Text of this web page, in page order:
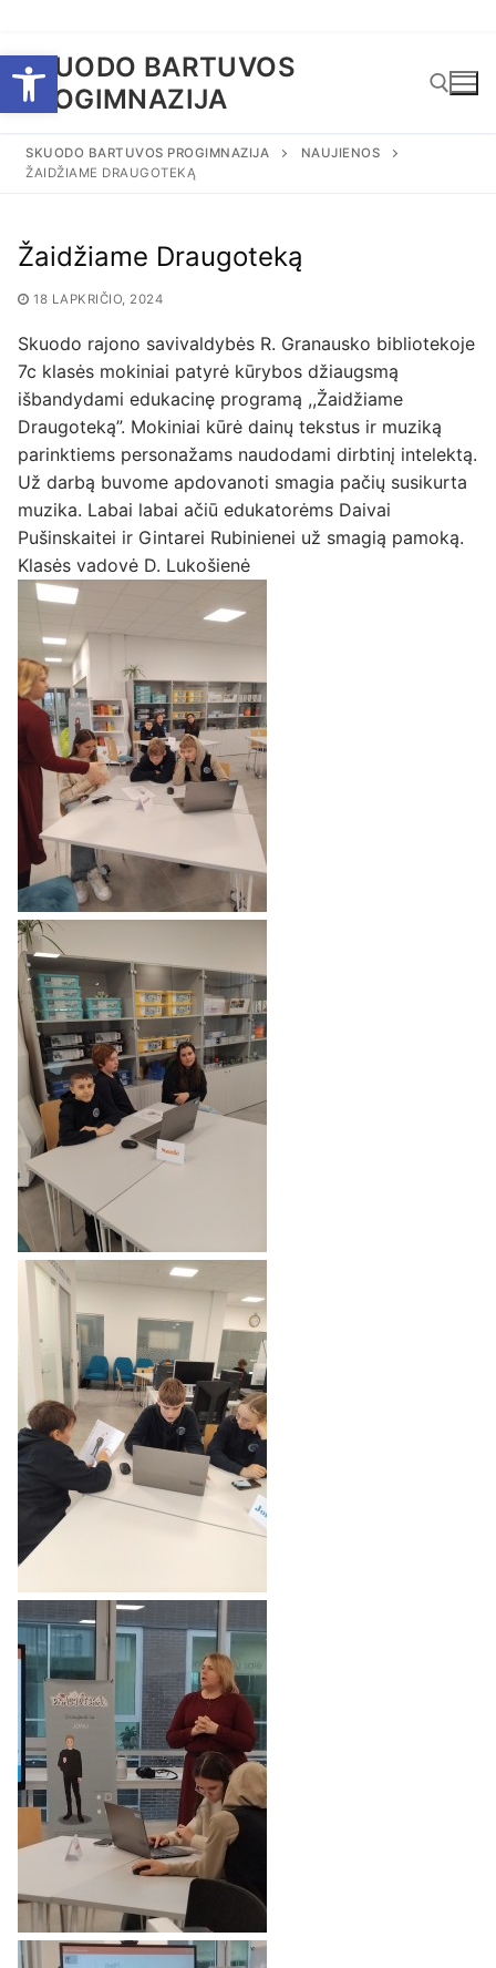
Open toolbar
prie
turinio
SKUODO BARTUVOS
PROGIMNAZIJA
SKUODO BARTUVOS PROGIMNAZIJA
NAUJIENOS
ŽAIDŽIAME DRAUGOTEKĄ
Žaidžiame Draugoteką
18 LAPKRIČIO, 2024
Skuodo rajono savivaldybės R. Granausko bibliotekoje
7c klasės mokiniai patyrė kūrybos džiaugsmą
išbandydami edukacinę programą ,,Žaidžiame
Draugoteką”. Mokiniai kūrė dainų tekstus ir muziką
parinktiems personažams naudodami dirbtinį intelektą.
Už darbą buvome apdovanoti smagia pačių susikurta
muzika. Labai labai ačiū edukatorėms Daivai
Pušinskaitei ir Gintarei Rubinienei už smagią pamoką.
Klasės vadovė D. Lukošienė